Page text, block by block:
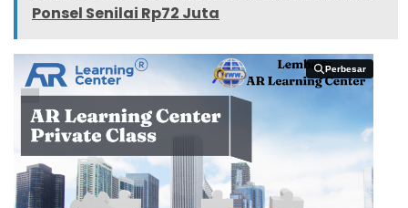
Ponsel Senilai Rp72 Juta
Perbesar
Perbesar